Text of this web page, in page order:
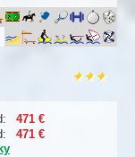
471 €
471 €